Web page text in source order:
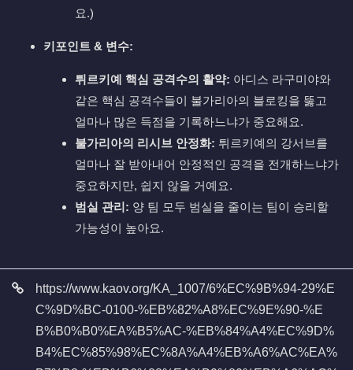
요.)
키포인트 & 변수:
튀르키예 핵심 공격수의 활약: 아디스 라구미야와
같은 핵심 공격수들이 불가리아의 블로킹을 뚫고
얼마나 많은 득점을 기록하느냐가 중요해요.
불가리아의 리시브 안정화: 튀르키예의 강서브를
얼마나 잘 받아내어 안정적인 공격을 전개하느냐가
중요하지만, 쉽지 않을 거예요.
범실 관리: 양 팀 모두 범실을 줄이는 팀이 승리할
가능성이 높아요.
관련자료https://www.kaov.org/KA_1007/6%EC%9B%94-29%E
C%9D%BC-0100-%EB%82%A8%EC%9E%90-%E
B%B0%B0%EA%B5%AC-%EB%84%A4%EC%9D%
B4%EC%85%98%EC%8A%A4%EB%A6%AC%EA%